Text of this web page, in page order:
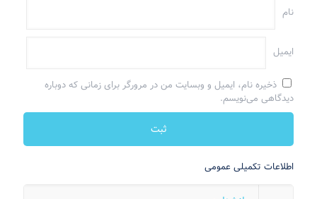
نام
ایمیل
ذخیره نام، ایمیل و وبسایت من در مرورگر برای زمانی که دوباره
دیدگاهی می‌نویسم.
اطلاعات تکمیلی عمومی